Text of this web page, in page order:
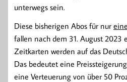
unterwegs sein.
Diese bisherigen Abos für nur eine
fallen nach dem 31. August 2023
Zeitkarten werden auf das
Das bedeutet eine
eine Verteuerung von über 50